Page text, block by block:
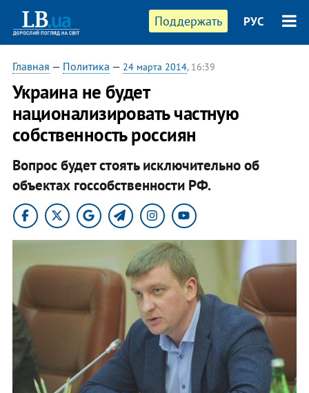
Поддержать РУС
Главная — Политика — 24 марта 2014, 16:39
Украина не будет
национализировать частную
собственность россиян
Вопрос будет стоять исключительно об
объектах госсобственности РФ.